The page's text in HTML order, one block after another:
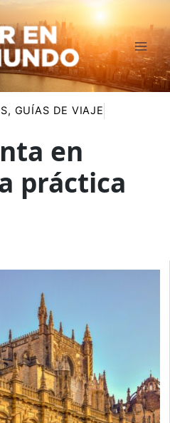
, GUÍAS DE VIAJE
en
práctica